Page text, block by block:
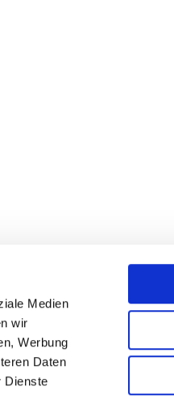
Medien
wir
Werbung
Daten
Dienste